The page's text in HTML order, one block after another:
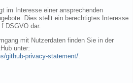
im Interesse einer ansprechenden
Dies stellt ein berechtigtes Interesse
DSGVO dar.
mit Nutzerdaten finden Sie in der
unter:
github-privacy-statement/